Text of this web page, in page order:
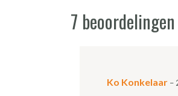
7
Ko Konkelaar –